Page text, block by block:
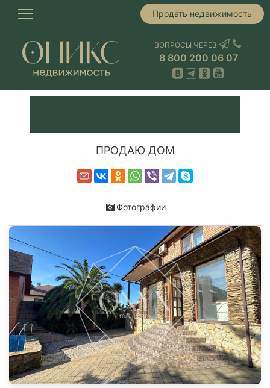
Продать недвижимость
ВОПРОСЫ ЧЕРЕЗ
8 800 200 06 07
ПРОДАЮ ДОМ
Фотографии